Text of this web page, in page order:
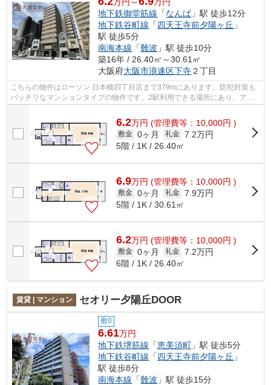
地下鉄御堂筋線 「なんば」駅 徒歩12分
地下鉄谷町線 「四天王寺前夕陽ヶ丘 」
駅 徒歩5分
南海本線 「難波 」駅 徒歩10分
築16年 / 26.40㎡～30.61㎡
大阪府大阪市浪速区下寺２丁目
こちらの物件はローソン 日本橋四丁目店まで379mにあります。防犯対策も
バッチリなマンションタイプの物件です。2駅利用できる場所にあり、アク
6.2万円 (管理費等：10,000円 )
敷金 0ヶ月 礼金 7.2万円
5階 / 1K / 26.40㎡
6.9万円 (管理費等：10,000円 )
敷金 0ヶ月 礼金 7.9万円
5階 / 1K / 30.61㎡
6.2万円 (管理費等：10,000円 )
敷金 0ヶ月 礼金 7.2万円
6階 / 1K / 26.40㎡
賃貸 | マンション セオリー夕陽丘DOOR
敷0
6.61万円
地下鉄堺筋線 「恵美須町 」駅 徒歩5分
地下鉄谷町線 「四天王寺前夕陽ヶ丘 」
駅 徒歩8分
南海本線 「難波 」駅 徒歩15分